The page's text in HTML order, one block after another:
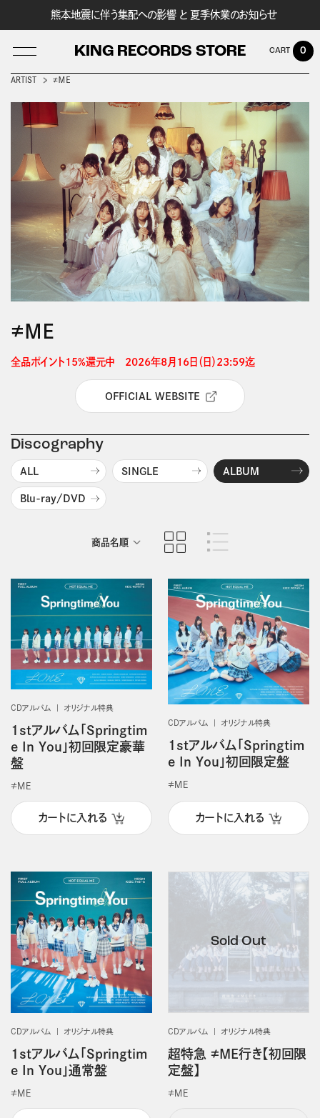
熊本地震に伴う集配への影響 と 夏季休業のお知らせ
KING RECORDS STORE
LOG IN
0
ARTIST ≠ＭＥ
≠ＭＥ
全品ポイント15%還元中　2026年8月16日（日）23:59迄
OFFICIAL WEBSITE
Discography
ALL SINGLE ALBUM
Blu-ray/DVD
商品名順
CDアルバム オリジナル特典
1stアルバム「Springtim
e In You」初回限定豪華
盤
≠ＭＥ
カートに入れる
CDアルバム オリジナル特典
1stアルバム「Springtim
e In You」初回限定盤
≠ＭＥ
カートに入れる
CDアルバム オリジナル特典
1stアルバム「Springtim
e In You」通常盤
≠ＭＥ
CDアルバム オリジナル特典
超特急 ≠ME行き【初回限
定盤】
≠ＭＥ